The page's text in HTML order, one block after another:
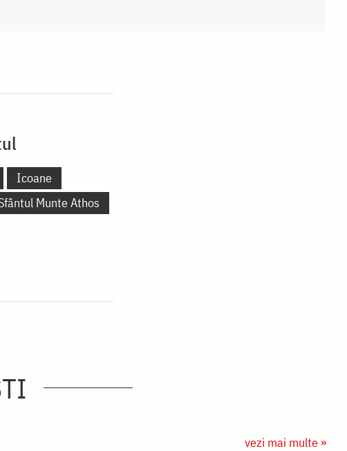
Icoane
Munte Athos
vezi mai multe »